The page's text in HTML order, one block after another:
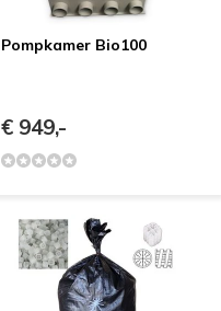
Pompkamer Bio100
€ 949,-